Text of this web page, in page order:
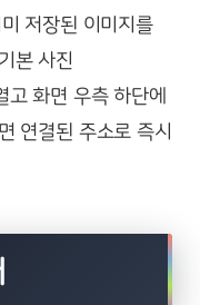
저장된 이미지를
본 사진
화면 우측 하단에
연결된 주소로 즉시